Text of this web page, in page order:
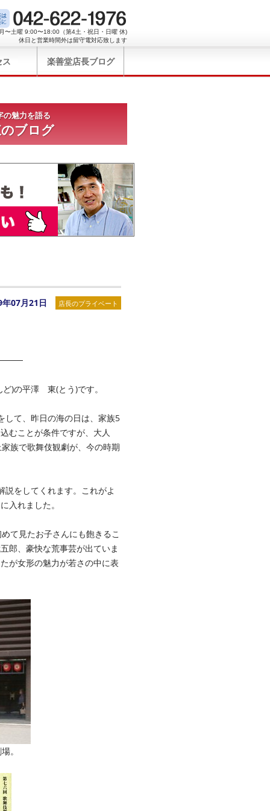
〜土曜 9:00〜18:00（第4土・祝日・日曜 休)
休日と営業時間外は留守電対応致します
ス 楽善堂店長ブログ
の魅力を語る
ブログ
07月21日 店長のプライベート
────
)の平澤 東(とう)です。
して、昨日の海の日は、家族5
むことが条件ですが、大人
族で歌舞伎観劇が、今の時期
をしてくれます。これがよ
入れました。
て見たお子さんにも飽きるこ
郎、豪快な荒事芸が出ていま
が女形の魅力が若さの中に表
。